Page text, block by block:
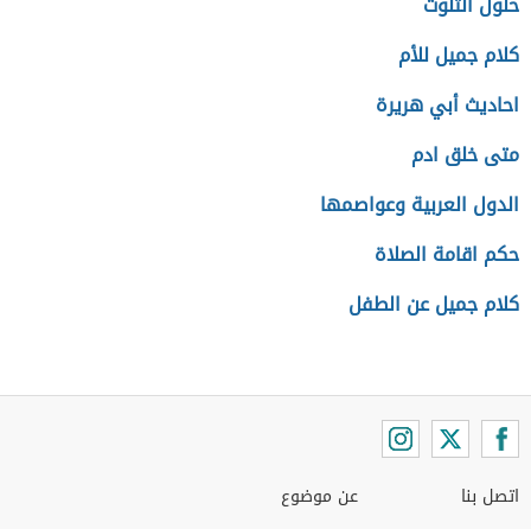
كلام جميل للأم
احاديث أبي هريرة
متى خلق ادم
الدول العربية وعواصمها
حكم اقامة الصلاة
كلام جميل عن الطفل
اتصل بنا عن موضوع